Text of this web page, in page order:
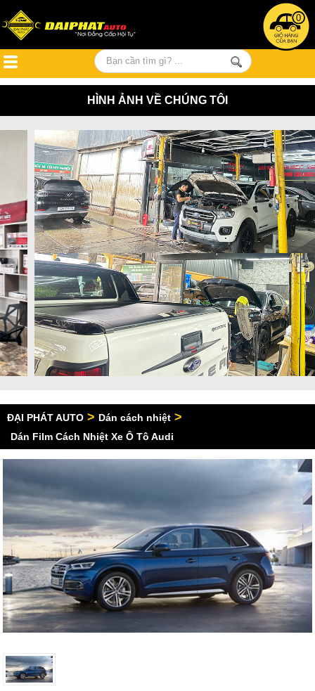
0
HÌNH ẢNH VỀ CHÚNG TÔI
ĐẠI PHÁT AUTO > Dán cách nhiệt >
Dán Film Cách Nhiệt Xe Ô Tô Audi